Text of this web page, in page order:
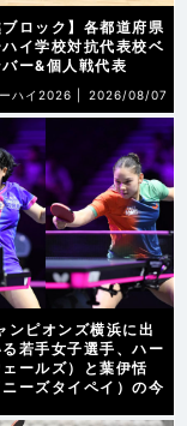
ブロック】各都道府県
イ学校対抗代表校ベ
ー&個人戦代表
ハイ2026 | 2026/08/07
ンピオンズ横浜に出
若手女子選手、ハー
ールズ）と葉伊恬
ニーズタイペイ）の今